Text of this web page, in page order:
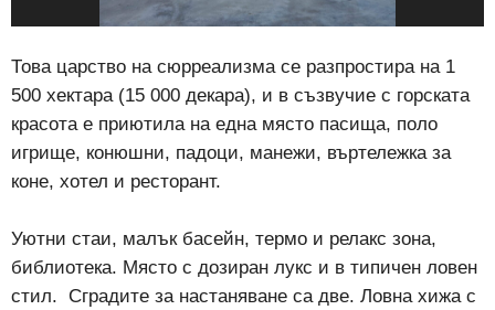
Това царство на сюрреализма се разпростира на 1
500 хектара (15 000 декара), и в съзвучие с горската
красота е приютила на една място пасища, поло
игрище, конюшни, падоци, манежи, въртележка за
коне, хотел и ресторант.
Уютни стаи, малък басейн, термо и релакс зона,
библиотека. Място с дозиран лукс и в типичен ловен
стил. Сградите за настаняване са две. Ловна хижа с